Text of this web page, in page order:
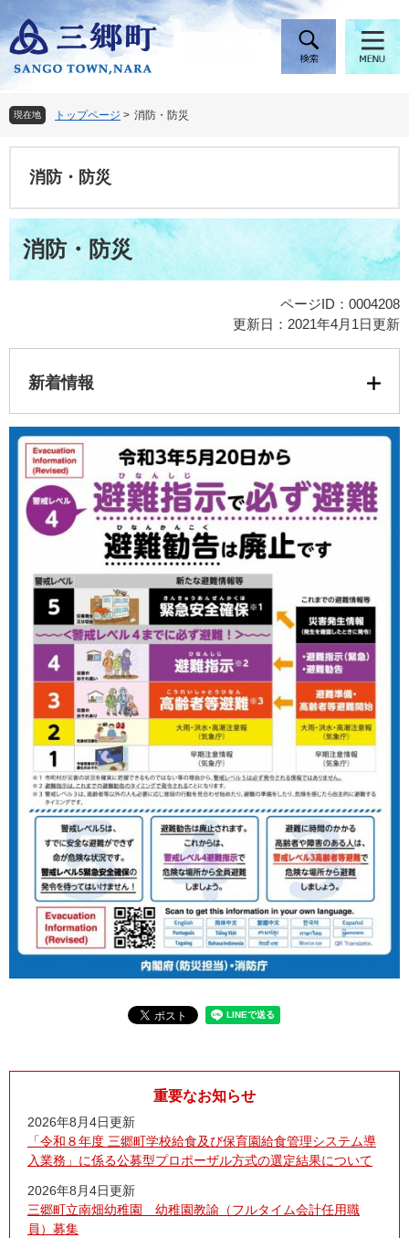
ー
ジ
頭
で
す
ニ
ュ
飛
ば
し
へ
現在地 トップページ > 消防・防災
消防・防災
本
文消防・防災
ページID：0004208
更新日：2021年4月1日更新
新着情報
重要なお知らせ
2026年8月4日更新
「令和８年度 三郷町学校給食及び保育園給食管理システム導
入業務」に係る公募型プロポーザル方式の選定結果について
2026年8月4日更新
三郷町立南畑幼稚園 幼稚園教諭（フルタイム会計任用職
員）募集